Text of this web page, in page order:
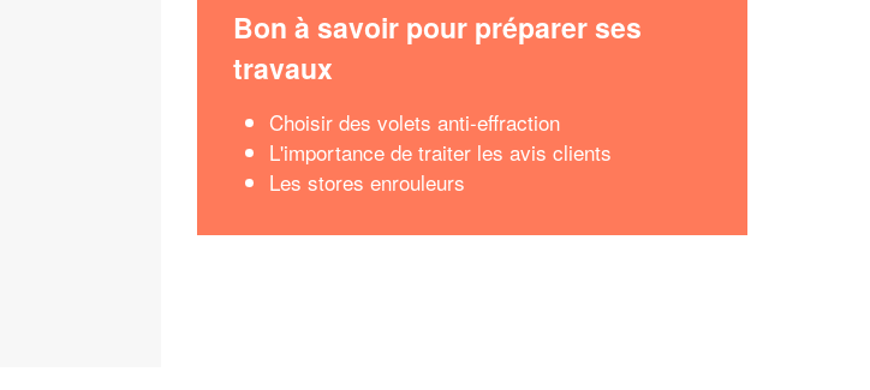
Bon à savoir pour préparer ses
travaux
Choisir des volets anti-effraction
L'importance de traiter les avis clients
Les stores enrouleurs
En savoir plus